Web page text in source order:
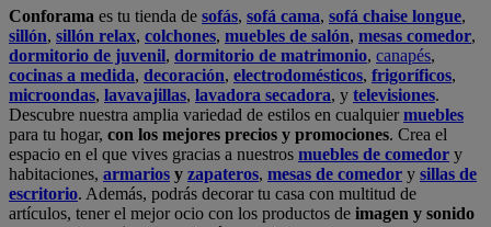
Conforama es tu tienda de sofás, sofá cama, sofá chaise longue,
sillón, sillón relax, colchones, muebles de salón, mesas comedor,
dormitorio de juvenil, dormitorio de matrimonio, canapés,
cocinas a medida, decoración, electrodomésticos, frigoríficos,
microondas, lavavajillas, lavadora secadora, y televisiones.
Descubre nuestra amplia variedad de estilos en cualquiermuebles
para tu hogar, con los mejores precios y promociones. Crea el
espacio en el que vives gracias a nuestros muebles de comedor y
habitaciones, armarios y zapateros, mesas de comedor y sillas de
escritorio. Además, podrás decorar tu casa con multitud de
artículos, tener el mejor ocio con los productos de imagen y sonido